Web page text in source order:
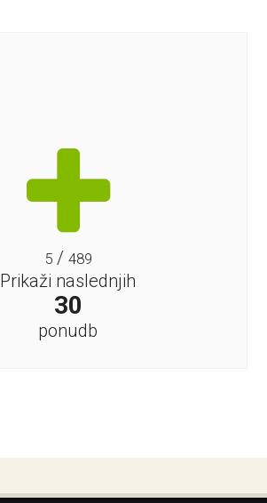
5/ 489
Prikaži naslednjih
30
ponudb